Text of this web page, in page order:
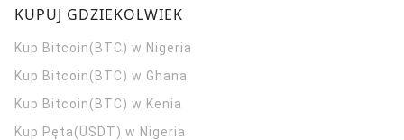
KUPUJ GDZIEKOLWIEK
Kup Bitcoin(BTC) w Nigeria
Kup Bitcoin(BTC) w Ghana
Kup Bitcoin(BTC) w Kenia
Kup Pęta(USDT) w Nigeria